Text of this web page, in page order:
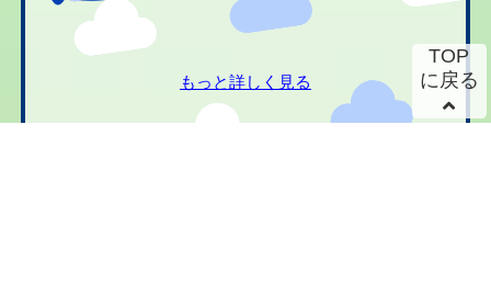
もっと詳しく見る
TOP
に戻る